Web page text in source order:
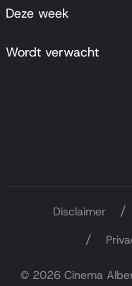
Deze week
Wordt verwacht
Disclaimer
© 2026 Cinema